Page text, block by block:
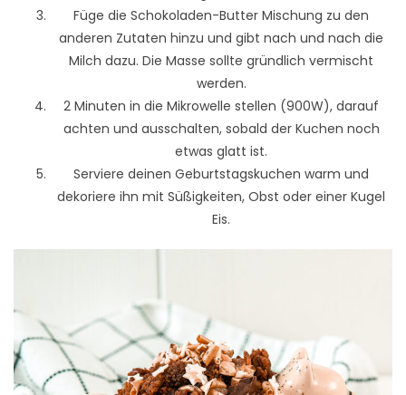
Füge die Schokoladen-Butter Mischung zu den
anderen Zutaten hinzu und gibt nach und nach die
Milch dazu. Die Masse sollte gründlich vermischt
werden.
2 Minuten in die Mikrowelle stellen (900W), darauf
achten und ausschalten, sobald der Kuchen noch
etwas glatt ist.
Serviere deinen Geburtstagskuchen warm und
dekoriere ihn mit Süßigkeiten, Obst oder einer Kugel
Eis.